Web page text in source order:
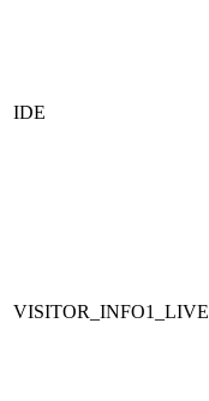
IDE
VISITOR_INFO1_LIVE